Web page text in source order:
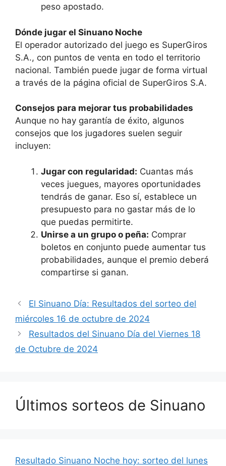
peso apostado.
Dónde jugar el Sinuano Noche
El operador autorizado del juego es SuperGiros
S.A., con puntos de venta en todo el territorio
nacional. También puede jugar de forma virtual
a través de la página oficial de SuperGiros S.A.
Consejos para mejorar tus probabilidades
Aunque no hay garantía de éxito, algunos
consejos que los jugadores suelen seguir
incluyen:
Jugar con regularidad: Cuantas más
veces juegues, mayores oportunidades
tendrás de ganar. Eso sí, establece un
presupuesto para no gastar más de lo
que puedas permitirte.
Unirse a un grupo o peña: Comprar
boletos en conjunto puede aumentar tus
probabilidades, aunque el premio deberá
compartirse si ganan.
El Sinuano Día: Resultados del sorteo del
miércoles 16 de octubre de 2024
Resultados del Sinuano Día del Viernes 18
de Octubre de 2024
Últimos sorteos de Sinuano
Resultado Sinuano Noche hoy: sorteo del lunes